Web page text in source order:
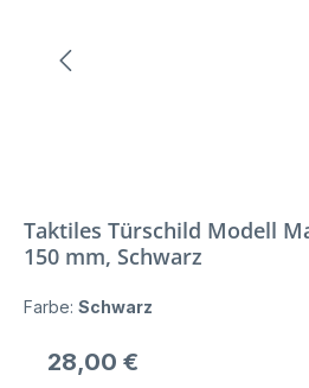
Taktiles Türschild Modell
150 mm, Schwarz
Farbe: Schwarz
Regulärer Preis:
28,00 €